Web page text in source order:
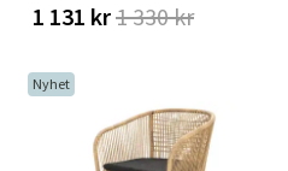
1 131 kr1 330 kr
Nyhet